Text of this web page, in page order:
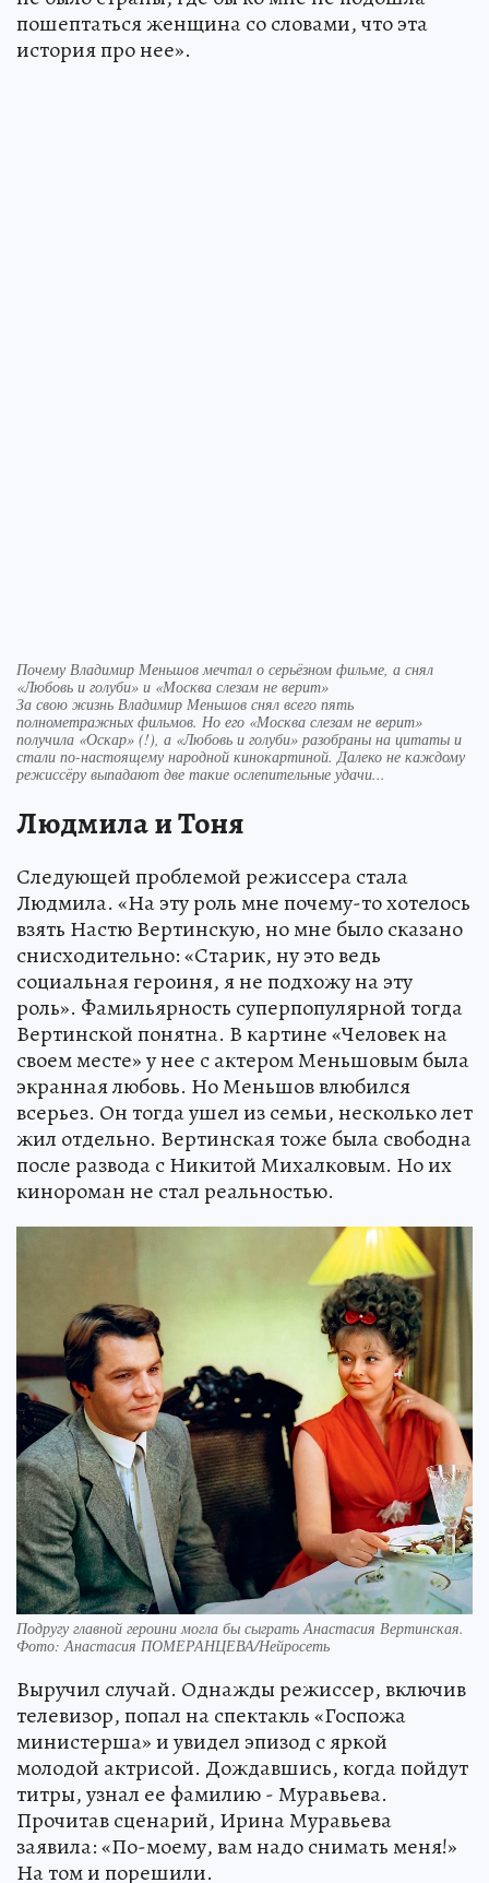
пошептаться женщина со словами, что эта
история про нее».
Почему Владимир Меньшов мечтал о серьёзном фильме, а снял
«Любовь и голуби» и «Москва слезам не верит»
За свою жизнь Владимир Меньшов снял всего пять
полнометражных фильмов. Но его «Москва слезам не верит»
получила «Оскар» (!), а «Любовь и голуби» разобраны на цитаты и
стали по-настоящему народной кинокартиной. Далеко не каждому
режиссёру выпадают две такие ослепительные удачи...
Людмила и Тоня
Следующей проблемой режиссера стала
Людмила. «На эту роль мне почему-то хотелось
взять Настю Вертинскую, но мне было сказано
снисходительно: «Старик, ну это ведь
социальная героиня, я не подхожу на эту
роль». Фамильярность суперпопулярной тогда
Вертинской понятна. В картине «Человек на
своем месте» у нее с актером Меньшовым была
экранная любовь. Но Меньшов влюбился
всерьез. Он тогда ушел из семьи, несколько лет
жил отдельно. Вертинская тоже была свободна
после развода с Никитой Михалковым. Но их
кинороман не стал реальностью.
Подругу главной героини могла бы сыграть Анастасия Вертинская.
Фото: Анастасия ПОМЕРАНЦЕВА/Нейросеть
Выручил случай. Однажды режиссер, включив
телевизор, попал на спектакль «Госпожа
министерша» и увидел эпизод с яркой
молодой актрисой. Дождавшись, когда пойдут
титры, узнал ее фамилию - Муравьева.
Прочитав сценарий, Ирина Муравьева
заявила: «По-моему, вам надо снимать меня!»
На том и порешили.